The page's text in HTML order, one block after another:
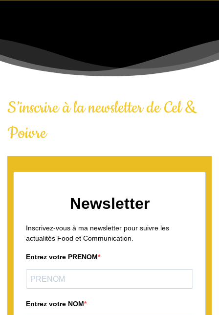
S’inscrire à la newsletter de Cel &
Poivre
Newsletter
Inscrivez-vous à ma newsletter pour suivre les
actualités Food et Communication.
Entrez votre PRENOM
Entrez votre NOM